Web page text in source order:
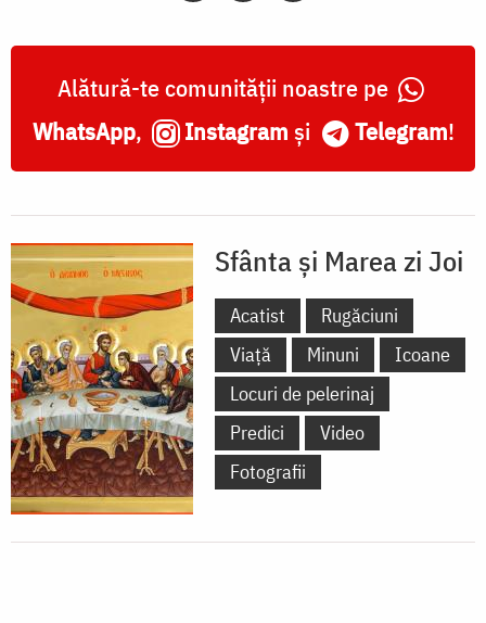
Mântuitorului
Hristos
Grădina
Ghetsimani
Alătură-te comunității noastre pe
WhatsApp, Instagram și Telegram!
Sfânta și Marea zi Joi
Acatist
Rugăciuni
Viață
Minuni
Icoane
Locuri de pelerinaj
Predici
Video
Fotografii